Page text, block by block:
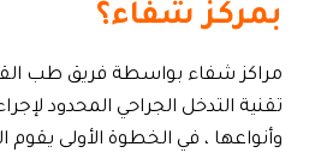
بمركز شفاء؟
مراكز شفاء بواسطة فريق طب
تقنية التدخل الجراحي المحدود
وأنواعها ، في الخطوة الأولى يقوم